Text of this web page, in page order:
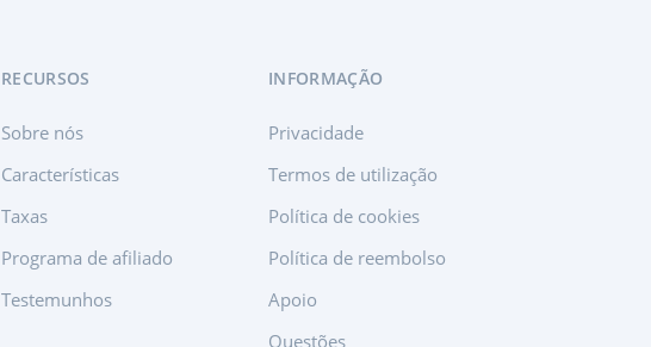
RECURSOS
Sobre nós
Características
Taxas
Programa de afiliado
Testemunhos
INFORMAÇÃO
Privacidade
Termos de utilização
Política de cookies
Política de reembolso
Apoio
Questões